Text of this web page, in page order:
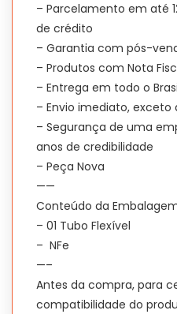
– Parcelamento em até
de crédito
– Garantia com pós-
– Produtos com Nota
– Entrega em todo o
– Envio imediato, exceto
– Segurança de uma
anos de credibilidade
– Peça Nova
——
Conteúdo da
– 01 Tubo Flexível
– NFe
—–
Antes da compra, para
compatibilidade do